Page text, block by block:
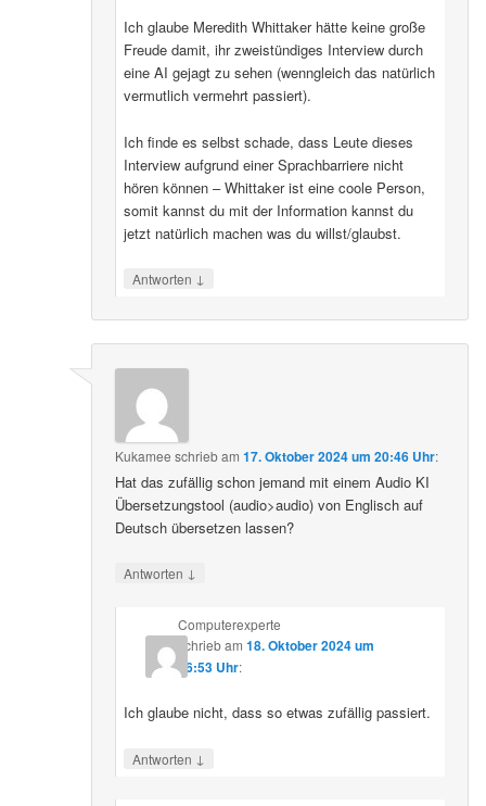
Ich glaube Meredith Whittaker hätte keine große
Freude damit, ihr zweistündiges Interview durch
eine AI gejagt zu sehen (wenngleich das natürlich
vermutlich vermehrt passiert).
Ich finde es selbst schade, dass Leute dieses
Interview aufgrund einer Sprachbarriere nicht
hören können – Whittaker ist eine coole Person,
somit kannst du mit der Information kannst du
jetzt natürlich machen was du willst/glaubst.
Antworten ↓
Kukamee schriebam17. Oktober 2024 um 20:46 Uhr:
Hat das zufällig schon jemand mit einem Audio KI
Übersetzungstool (audio>audio) von Englisch auf
Deutsch übersetzen lassen?
Antworten ↓
Computerexperte
schriebam 18. Oktober 2024 um
06:53 Uhr:
Ich glaube nicht, dass so etwas zufällig passiert.
Antworten ↓